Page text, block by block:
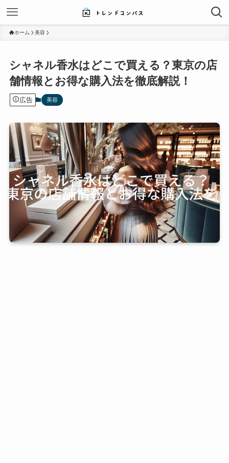
ホーム 美容
シャネル香水はどこで買える？東京の店
舗情報とお得な購入法を徹底解説！
広告 美容